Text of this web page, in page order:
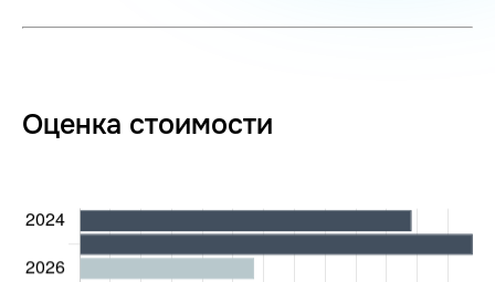
Оценка стоимости